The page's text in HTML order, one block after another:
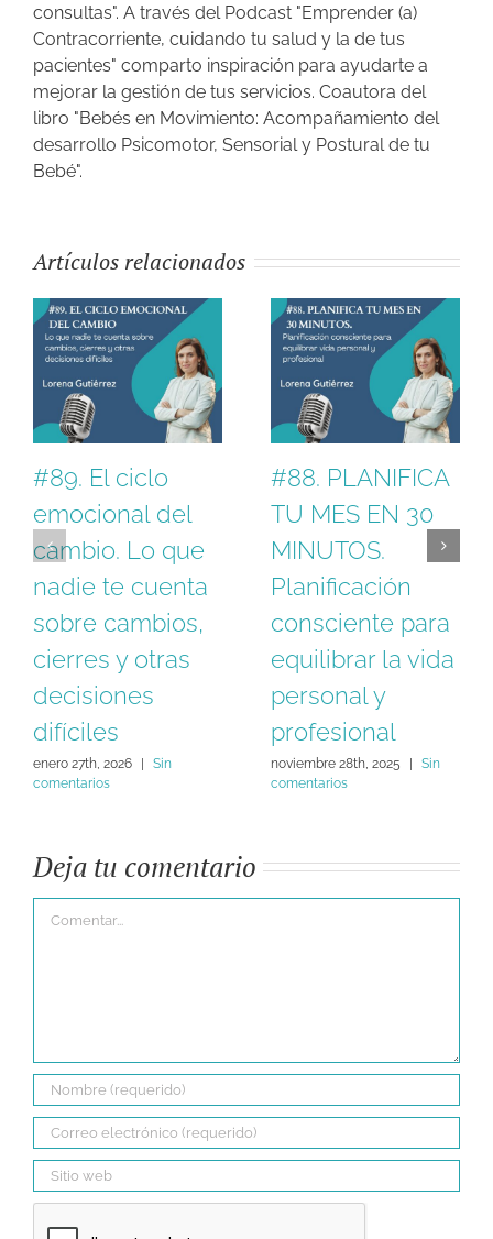
consultas". A través del Podcast "Emprender (a)
Contracorriente, cuidando tu salud y la de tus
pacientes" comparto inspiración para ayudarte a
mejorar la gestión de tus servicios. Coautora del
libro "Bebés en Movimiento: Acompañamiento del
desarrollo Psicomotor, Sensorial y Postural de tu
Bebé".
Artículos relacionados
#89. El ciclo
emocional del
cambio. Lo que
nadie te cuenta
sobre cambios,
cierres y otras
decisiones
difíciles
enero 27th, 2026 |
Sin
comentarios
#88. PLANIFICA
TU MES EN 30
MINUTOS.
Planificación
consciente para
equilibrar la vida
personal y
profesional
noviembre 28th, 2025 |
Sin
comentarios
Deja tu comentario